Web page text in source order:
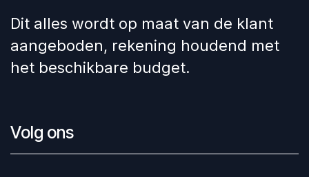
Dit alles wordt op maat van de klant
aangeboden, rekening houdend met
het beschikbare budget.
Volg ons